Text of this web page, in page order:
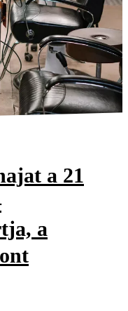
a 21
a